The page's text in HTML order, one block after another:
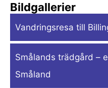
Bildgallerier
Vandringsresa till
Smålands trädgård –
Småland